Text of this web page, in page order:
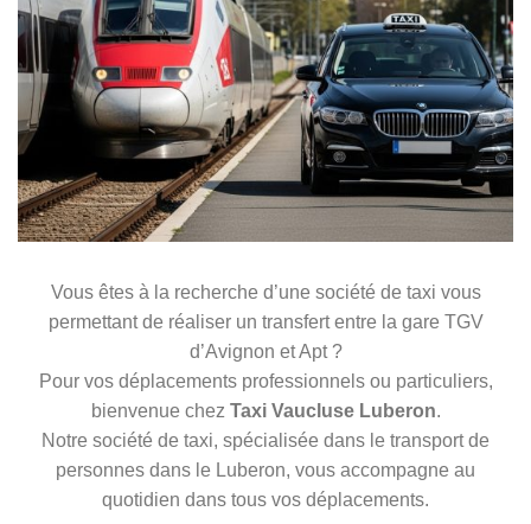
Vous êtes à la recherche d’une société de taxi vous
permettant de réaliser un transfert entre la gare TGV
d’Avignon et Apt ?
Pour vos déplacements professionnels ou particuliers,
bienvenue chez Taxi Vaucluse Luberon.
Notre société de taxi, spécialisée dans le transport de
personnes dans le Luberon, vous accompagne au
quotidien dans tous vos déplacements.